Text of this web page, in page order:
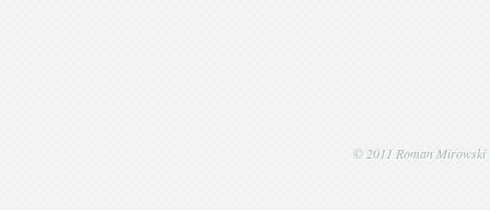
© 2011 Roman